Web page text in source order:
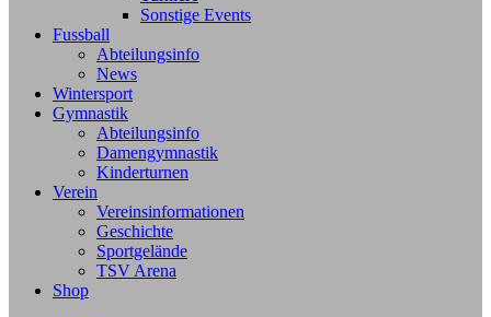
Sonstige Events
Fussball
Abteilungsinfo
News
Wintersport
Gymnastik
Abteilungsinfo
Damengymnastik
Kinderturnen
Verein
Vereinsinformationen
Geschichte
Sportgelände
TSV Arena
Shop